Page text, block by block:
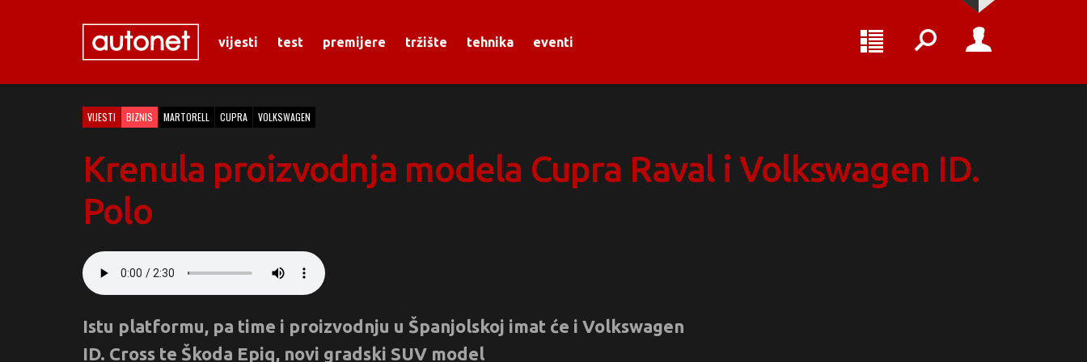
vijesti test premijere tržište tehnika eventi
VIJESTI BIZNIS MARTORELL CUPRA VOLKSWAGEN
Krenula proizvodnja modela Cupra Raval i Volkswagen ID.
Polo
Istu platformu, pa time i proizvodnju u Španjolskoj imat će i Volkswagen
ID. Cross te Škoda Epiq, novi gradski SUV model